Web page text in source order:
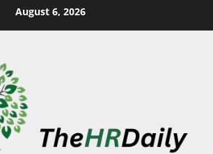
August 6, 2026